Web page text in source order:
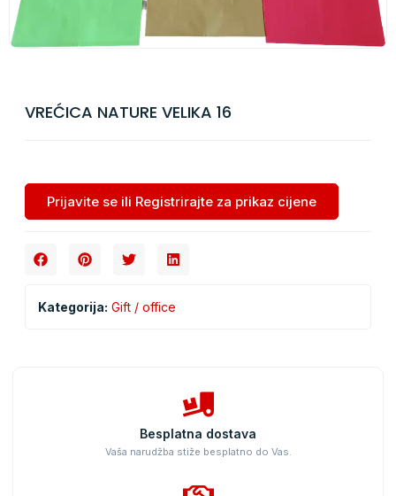
VREĆICA NATURE VELIKA 16
Prijavite se ili Registrirajte za prikaz cijene
Kategorija: Gift / office
Besplatna dostava
Vaša narudžba stiže besplatno do Vas.